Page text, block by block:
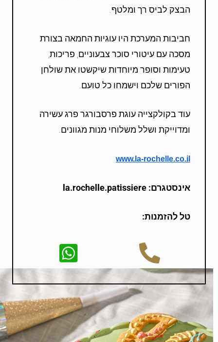
הבצק לביס רך ומלטף.
חביבות המערכת היו עוגיות החמאה בצורת
מסכה עם עיטורי סוכר צבעוניים, פריכות,
טעימות וסופר מיוחדות שיקשטו את שולחן
הפורים שלכם וישמחו כל טועם.
עוד בקולקצייה עוגת פרסבורגר פרג עשירה
ומדוייקת ושלל משלוחי מנות מגוונים.
www.la-rochelle.co.il
אינסטגרם: la.rochelle.patissiere
טל להזמנות: